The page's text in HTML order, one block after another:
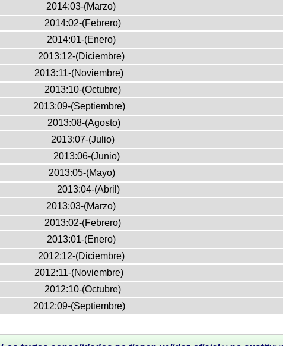
2014:03-(Marzo)
2014:02-(Febrero)
2014:01-(Enero)
2013:12-(Diciembre)
2013:11-(Noviembre)
2013:10-(Octubre)
2013:09-(Septiembre)
2013:08-(Agosto)
2013:07-(Julio)
2013:06-(Junio)
2013:05-(Mayo)
2013:04-(Abril)
2013:03-(Marzo)
2013:02-(Febrero)
2013:01-(Enero)
2012:12-(Diciembre)
2012:11-(Noviembre)
2012:10-(Octubre)
2012:09-(Septiembre)